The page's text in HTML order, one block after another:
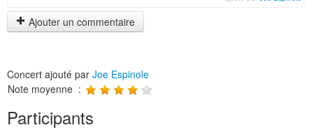
Ajouter un commentaire
Concert ajouté par Joe Espinole
Note moyenne :
Participants